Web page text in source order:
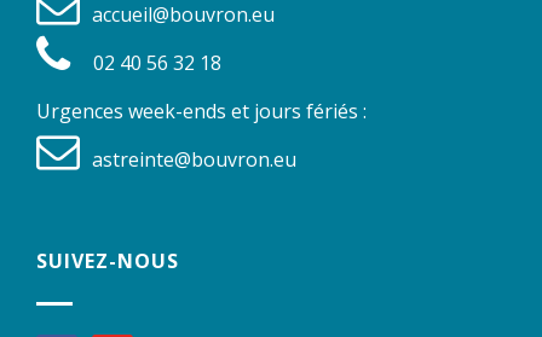
accueil@bouvron.eu
02 40 56 32 18
Urgences week-ends et jours fériés :
astreinte@bouvron.eu
SUIVEZ-NOUS